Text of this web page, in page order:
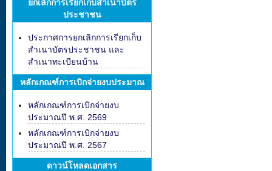
ยกเลิกการเรียกเก็บสำเนาบัตร
ประชาชน
ประกาศการยกเลิกการเรียกเก็บ
สำเนาบัตรประชาชน และ
สำเนาทะเบียนบ้าน
หลักเกณฑ์การเบิกจ่ายงบประมาณ
หลักเกณฑ์การเบิกจ่ายงบ
ประมาณปี พ.ศ. 2569
หลักเกณฑ์การเบิกจ่ายงบ
ประมาณปี พ.ศ. 2567
ดาวน์โหลดเอกสาร